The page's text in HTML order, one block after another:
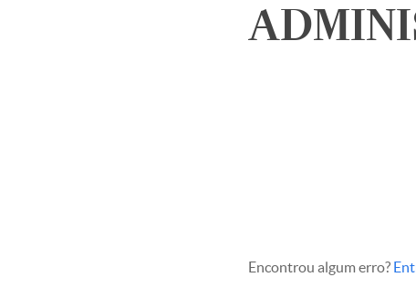
Encontrou algum erro?